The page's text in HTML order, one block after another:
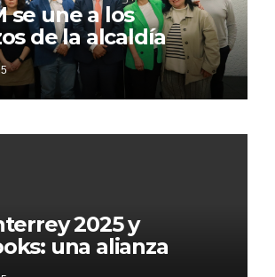
se une a los
de la alcaldía
para acercar a
a la
2025 y
una alianza
por el futuro del